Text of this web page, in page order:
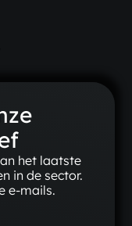
het laatste
in de sector.
e-mails.